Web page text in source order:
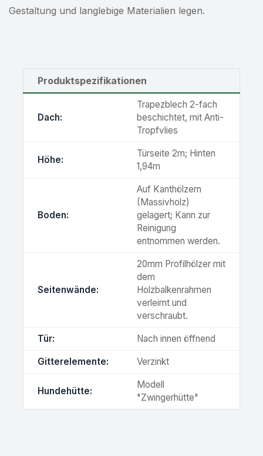
Gestaltung und langlebige Materialien legen.
Produktspezifikationen
Dach:
Trapezblech 2-fach
beschichtet, mit Anti-
Tropfvlies
Höhe:
Türseite 2m; Hinten
1,94m
Boden:
Auf Kanthölzern
(Massivholz)
gelagert; Kann zur
Reinigung
entnommen werden.
Seitenwände:
20mm Profilhölzer mit
dem
Holzbalkenrahmen
verleimt und
verschraubt.
Tür: Nach innen öffnend
Gitterelemente: Verzinkt
Hundehütte:
Modell
"Zwingerhütte"